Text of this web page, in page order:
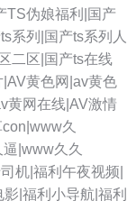
TS伪娘福利|国产
系列|国产ts系列人
二区|国产ts在线
黄色网|av黄色
黄网在线|AV激情
久
|www久久
机|福利午夜视频|
|福利小导航|福利